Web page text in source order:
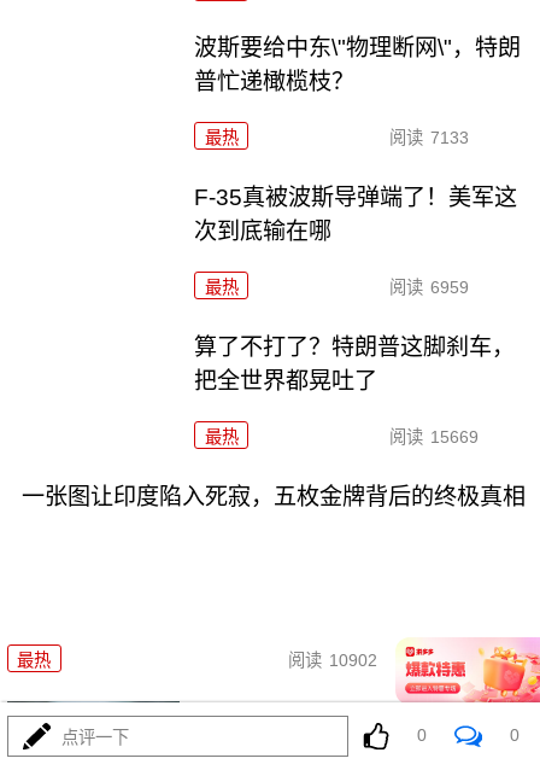
波斯要给中东\"物理断网\"，特朗
普忙递橄榄枝？
最热 阅读 7133
F-35真被波斯导弹端了！美军这
次到底输在哪
最热 阅读 6959
算了不打了？特朗普这脚刹车，
把全世界都晃吐了
最热 阅读 15669
一张图让印度陷入死寂，五枚金牌背后的终极真相
最热 阅读 10902 08-03
上将一封信捅破天！美军五艘驱
逐舰要盖三口锅！
点评一下 0 0